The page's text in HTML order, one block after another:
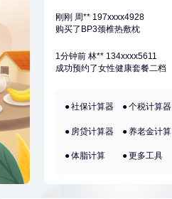
1分钟前 林** 134xxxx5611
1分钟前 叶** 159xxxx4361
2分钟前 毛** 152xxxx1599
购买了宁安堡新疆无核红枣干
4分钟前
社保计算器 个税计算器
房贷计算器 养老金计算
体脂计算 更多工具